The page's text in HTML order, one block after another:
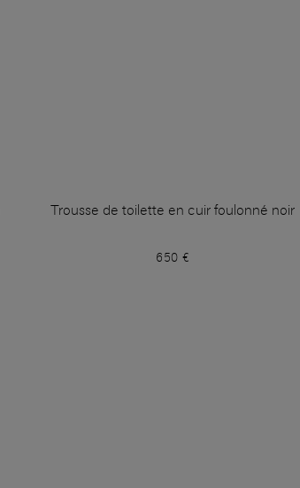
Trousse de toilette en cuir foulonné noir
650 €